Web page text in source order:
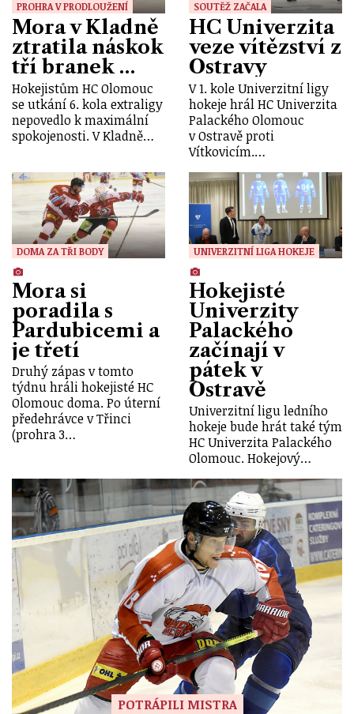
PROHRA V PRODLOUŽENÍ
Mora v Kladně
ztratila náskok
tří branek …
Hokejistům HC Olomouc
se utkání 6. kola extraligy
nepovedlo k maximální
spokojenosti. V Kladně…
SOUTĚŽ ZAČALA
HC Univerzita
veze vítězství z
Ostravy
V 1. kole Univerzitní ligy
hokeje hrál HC Univerzita
Palackého Olomouc
v Ostravě proti
Vítkovicím.…
DOMA ZA TŘI BODY
Mora si
poradila s
Pardubicemi a
je třetí
Druhý zápas v tomto
týdnu hráli hokejisté HC
Olomouc doma. Po úterní
předehrávce v Třinci
(prohra 3…
UNIVERZITNÍ LIGA HOKEJE
Hokejisté
Univerzity
Palackého
začínají v
pátek v
Ostravě
Univerzitní ligu ledního
hokeje bude hrát také tým
HC Univerzita Palackého
Olomouc. Hokejový…
POTRÁPILI MISTRA